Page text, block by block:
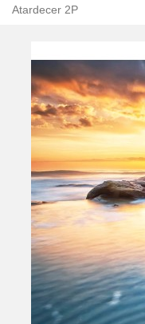
Atardecer 2P